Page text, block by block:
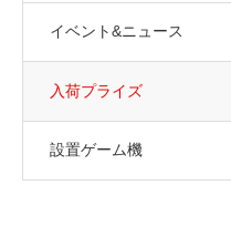
イベント&ニュース
入荷プライズ
設置ゲーム機